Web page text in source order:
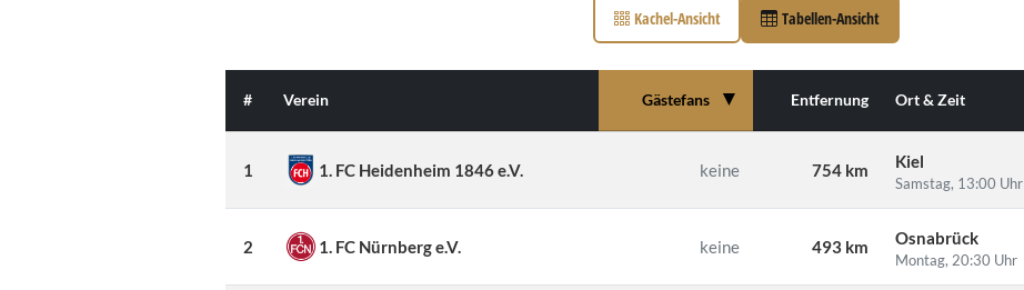
Kachel-Ansicht Tabellen-Ansicht
# Verein Gästefans ▼ Entfernung Ort & Zeit
1 1. FC Heidenheim 1846 e.V. keine 754 km Kiel
Samstag, 13:00 Uhr
2 1. FC Nürnberg e.V. keine 493 km Osnabrück
Montag, 20:30 Uhr